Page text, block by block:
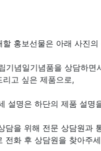
할 홍보선물은 아래 사진의
기념일기념품을 상담하면
리고 싶은 제품으로,
설명은 하단의 제품 설명
담을 위해 전문 상담원과
전화 후 상담원을 찾아주